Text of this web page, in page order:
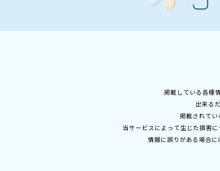
掲載している各種
出来る
掲載されて
当サービスによって生じた損害
情報に誤りがある場合